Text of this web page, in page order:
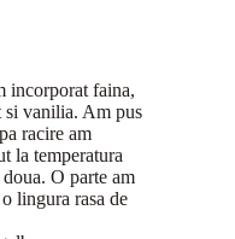
incorporat faina,
si vanilia. Am pus
racire am
la temperatura
O parte am
lingura rasa de